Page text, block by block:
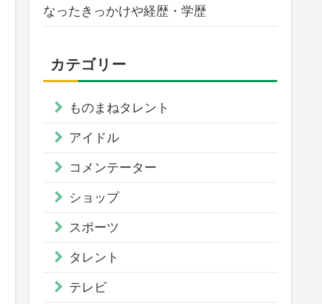
なったきっかけや経歴・学歴
カテゴリー
ものまねタレント
アイドル
コメンテーター
ショップ
スポーツ
タレント
テレビ